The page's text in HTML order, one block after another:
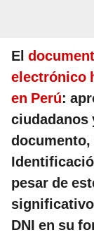
El
electrónico
en Perú:
ciudadanos
documento,
pesar de
DNI en su